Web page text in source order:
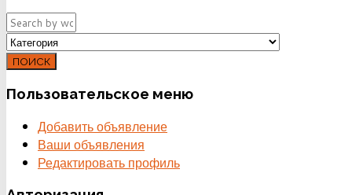
ПОИСК
Пользовательское меню
Добавить объявление
Ваши объявления
Редактировать профиль